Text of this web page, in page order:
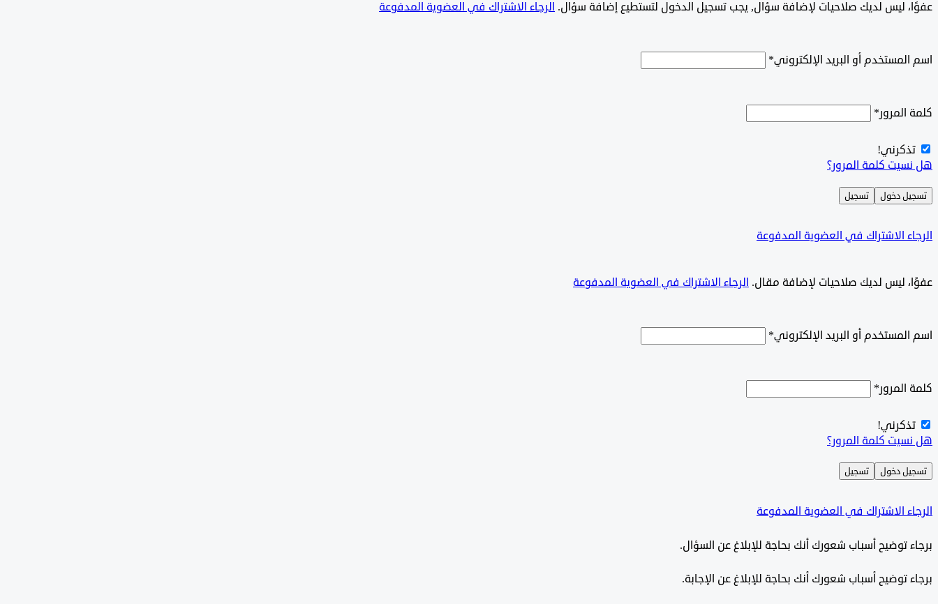
‫‫‫عفوًا، ليس لديك صلاحيات لإضافة سؤال, يجب تسجيل الدخول لتستطيع إضافة سؤال. الرجاء الاشتراك في العضوية المدفوعة
اسم المستخدم أو البريد الإلكتروني*
كلمة المرور*
تذكرني!
هل نسيت كلمة المرور؟
تسجيل دخول تسجيل
الرجاء الاشتراك في العضوية المدفوعة
‫‫عفوًا، ليس لديك صلاحيات لإضافة مقال. الرجاء الاشتراك في العضوية المدفوعة
اسم المستخدم أو البريد الإلكتروني*
كلمة المرور*
تذكرني!
هل نسيت كلمة المرور؟
تسجيل دخول تسجيل
الرجاء الاشتراك في العضوية المدفوعة
برجاء توضيح أسباب شعورك أنك بحاجة للإبلاغ عن السؤال.
برجاء توضيح أسباب شعورك أنك بحاجة للإبلاغ عن الإجابة.